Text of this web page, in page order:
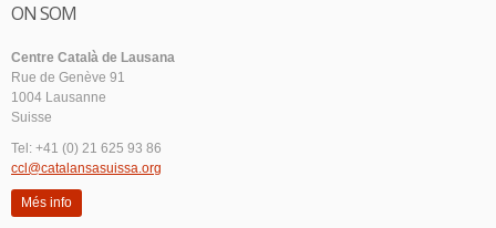
ON SOM
Centre Català de Lausana
Rue de Genève 91
1004 Lausanne
Suisse
Tel: +41 (0) 21 625 93 86
ccl@catalansasuissa.org
Més info